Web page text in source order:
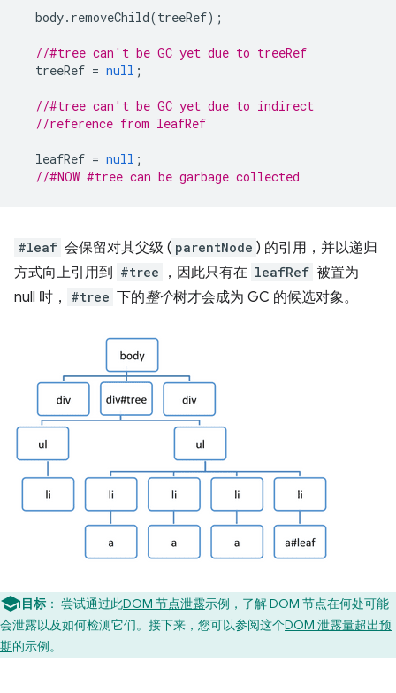
body. removeChild(treeRef);
//#tree can't be GC yet due to treeRef
treeRef = null ;
//#tree can't be GC yet due to indirect
//reference from leafRef
leafRef = null ;
//#NOW #tree can be garbage collected
#leaf 会保留对其父级 ( parentNode ) 的引用，并以递归
方式向上引用到 #tree ，因此只有在 leafRef 被置为
null 时，
#tree 下的整个树才会成为 GC 的候选对象。
目标 ： 尝试通过此DOM 节点泄露示例，了解 DOM 节点在何处可能
会泄露以及如何检测它们。接下来，您可以参阅这个DOM 泄露量超出预
期的示例。